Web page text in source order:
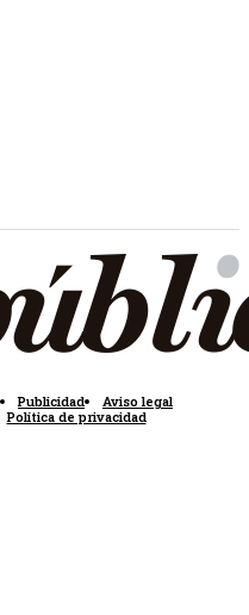
Publicidad
Aviso legal
Política de privacidad